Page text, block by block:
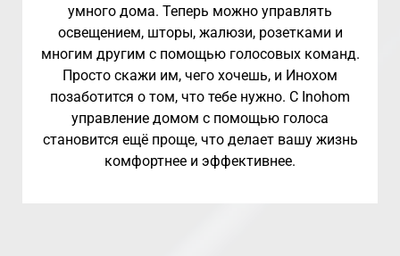
умного дома. Теперь можно управлять
освещением, шторы, жалюзи, розетками и
многим другим с помощью голосовых команд.
Просто скажи им, чего хочешь, и Инохом
позаботится о том, что тебе нужно. С Inohom
управление домом с помощью голоса
становится ещё проще, что делает вашу жизнь
комфортнее и эффективнее.